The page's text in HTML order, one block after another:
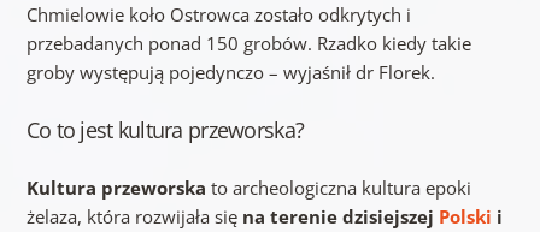
Chmielowie koło Ostrowca zostało odkrytych i
przebadanych ponad 150 grobów. Rzadko kiedy takie
groby występują pojedynczo – wyjaśnił dr Florek.
Co to jest kultura przeworska?
Kultura przeworska to archeologiczna kultura epoki
żelaza, która rozwijała się na terenie dzisiejszej Polski i